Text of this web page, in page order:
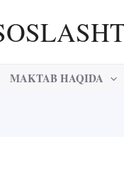
MAKTAB HAQIDA